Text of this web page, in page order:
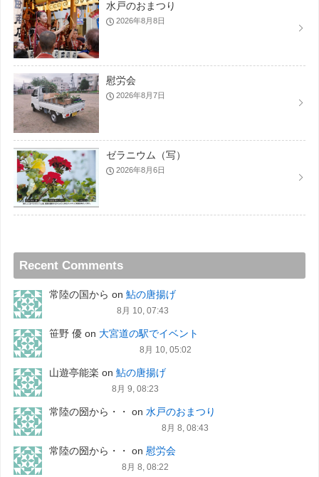
水戸のおまつり
2026年8月8日
慰労会
2026年8月7日
ゼラニウム（写）
2026年8月6日
Recent Comments
常陸の国から on 鮎の唐揚げ
8月 10, 07:43
笹野 優on 大宮道の駅でイベント
8月 10, 05:02
山遊亭能楽 on 鮎の唐揚げ
8月 9, 08:23
常陸の圀から・・ on 水戸のおまつり
8月 8, 08:43
常陸の圀から・・ on 慰労会
8月 8, 08:22